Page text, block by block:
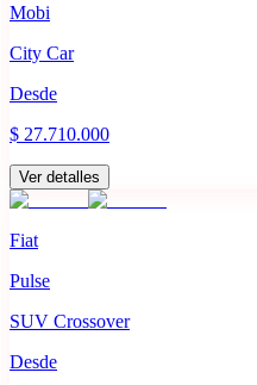
Mobi
City Car
Desde
$ 27.710.000
Ver detalles
Fiat
Pulse
SUV Crossover
Desde